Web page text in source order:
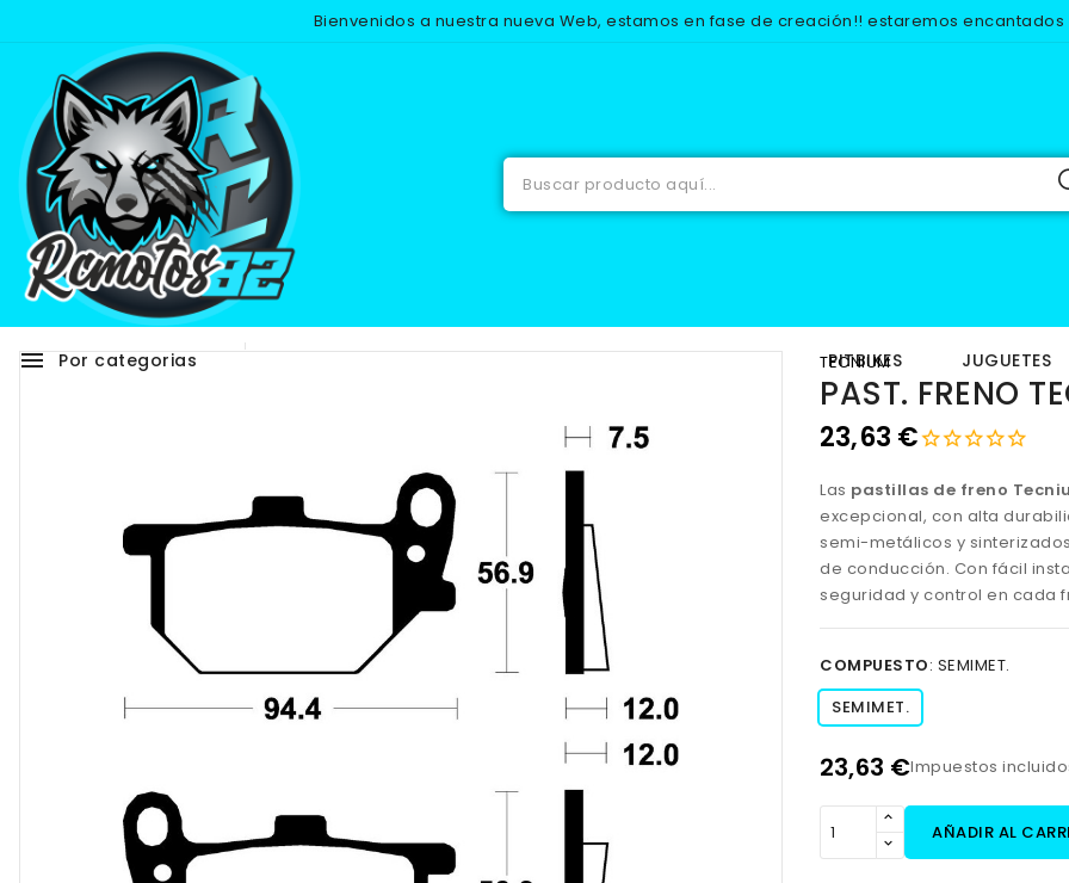
Bienvenidos a nuestra nueva Web, estamos en fase de creación!! estaremos encantados
menu Por categorias Adhesivos RECAMBIOS EQUIPACION PITBIKES JUGUETES
NUEVO TECNIUM
PAST. FRENO
23,63 €
Las pastillas de freno
excepcional, con alta
semi-metálicos y
de conducción. Con fácil
seguridad y control en cada
COMPUESTO: SEMIMET.
SEMIMET.
23,63 €Impuestos
AÑADIR AL